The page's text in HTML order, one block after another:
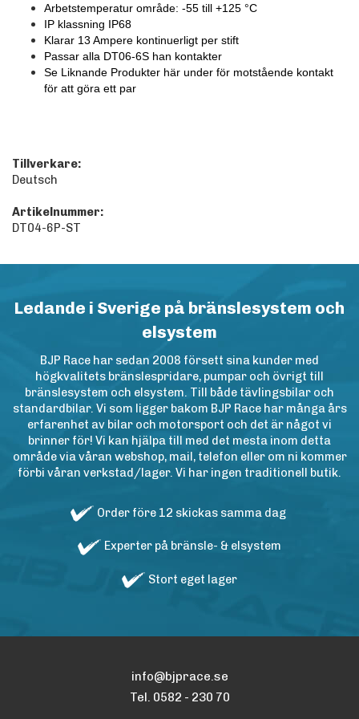
Arbetstemperatur område: -55 till +125 °C
IP klassning IP68
Klarar 13 Ampere kontinuerligt per stift
Passar alla DT06-6S han kontakter
Se Liknande Produkter här under för motstående kontakt
för att göra ett par
Tillverkare:
Deutsch
Artikelnummer:
DT04-6P-ST
Ledande i Sverige på bränslesystem och
elsystem
BJP Race har sedan 2008 försett sina kunder med
högkvalitets bränslespridare, pumpar och övrigt till
bränslesystem och elsystem. Till både tävlingsbilar och
standardbilar. Vi som ligger bakom BJP Race har många års
erfarenhet av bilar och motorsport och det är något vi
brinner för! Vi kan hjälpa till med det mesta inom detta
område via våran webshop, mail, telefon eller om ni kommer
förbi våran verkstad/lager. Vi har ingen traditionell butik.
Order före 12 skickas samma dag
Experter på bränsle- & elsystem
Stort eget lager
info@bjprace.se
Tel. 0582 - 230 70